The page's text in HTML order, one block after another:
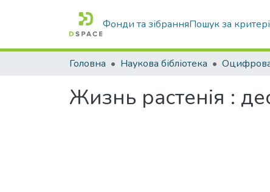
Фонди та зібранняПошук за
Головна Наукова бібліотека
Жизнь растенія :